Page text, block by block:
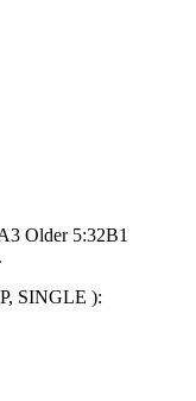
Older 5:32B1
SINGLE ):